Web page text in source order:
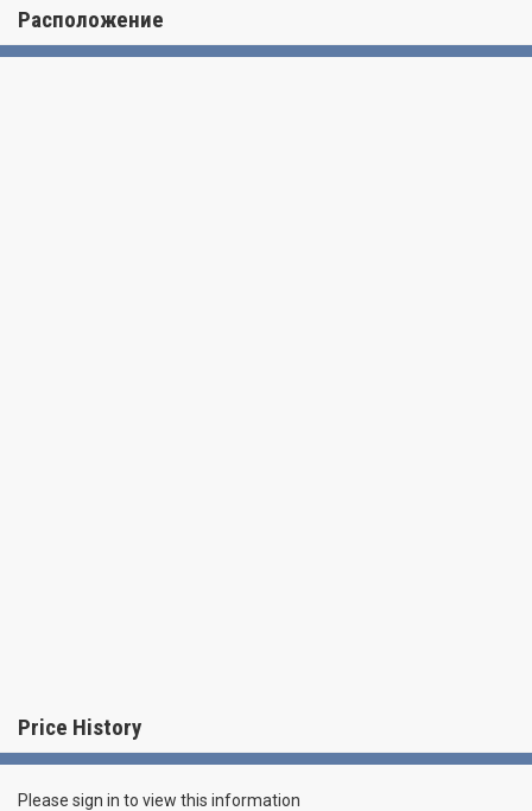
Расположение
Price History
Please sign in to view this information